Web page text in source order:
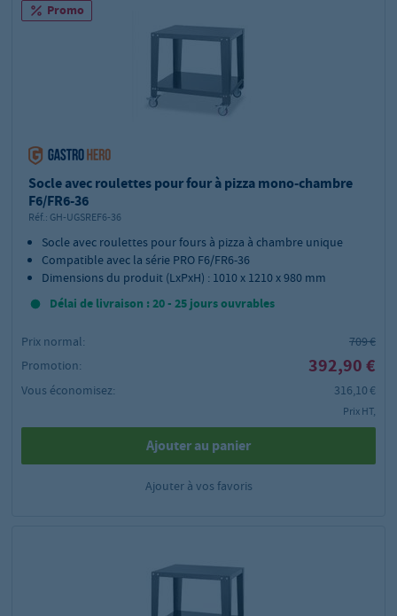
Promo
Socle avec roulettes pour four à pizza mono-chambre
F6/FR6-36
Réf.: GH-UGSREF6-36
Socle avec roulettes pour fours à pizza à chambre unique
Compatible avec la série PRO F6/FR6-36
Dimensions du produit (LxPxH) : 1010 x 1210 x 980 mm
Délai de livraison : 20 - 25 jours ouvrables
Prix normal:
709 €
Promotion:
392,90 €
Vous économisez: 316,10 €
Prix HT,
Ajouter au panier
Ajouter à vos favoris